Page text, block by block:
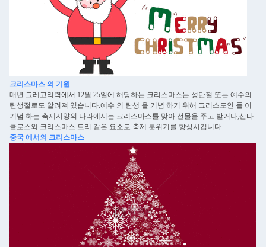
크리스마스 의 기원
매년 그레고리력에서 12월 25일에 해당하는 크리스마스는 성탄절 또는 예수의
탄생절로도 알려져 있습니다.예수 의 탄생 을 기념 하기 위해 그리스도인 들 이
기념 하는 축제서양의 나라에서는 크리스마스를 맞아 선물을 주고 받거나,산타
클로스와 크리스마스 트리 같은 요소로 축제 분위기를 향상시킵니다..
중국 에서의 크리스마스